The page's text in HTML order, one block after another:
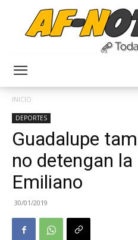
INICIO
DEPORTES
Guadalupe
no detengan
Emiliano
30/01/2019